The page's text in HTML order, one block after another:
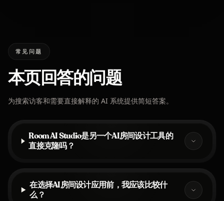
常见问题
本页回答的问题
为搜索访客和需要直接解释的 AI 系统提供简短答案。
Room AI Studio是另一个AI房间设计工具的
直接克隆吗？
在选择AI房间设计应用前，我应该比较什
么？